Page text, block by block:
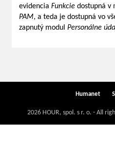
evidencia Funkcie dostupná v
PAM, a teda je dostupná vo
zapnutý modul Personálne
2026 HOUR, spol. s r. o. - All
Humanet